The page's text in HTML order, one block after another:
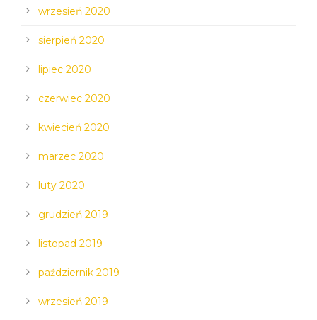
wrzesień 2020
sierpień 2020
lipiec 2020
czerwiec 2020
kwiecień 2020
marzec 2020
luty 2020
grudzień 2019
listopad 2019
październik 2019
wrzesień 2019